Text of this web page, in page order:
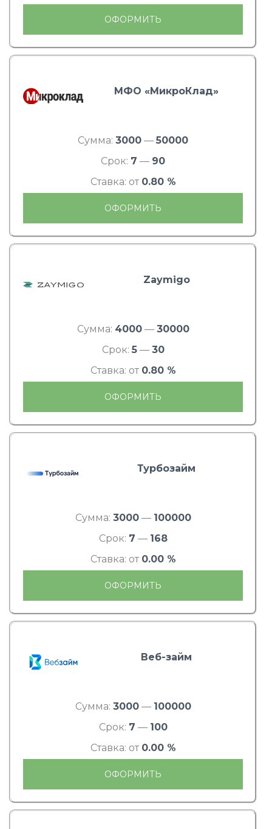
ОФОРМИТЬ
МФО «МикроКлад»
Сумма: 3000 — 50000
Срок: 7 — 90
Ставка: от 0.80 %
ОФОРМИТЬ
Zaymigo
Сумма: 4000— 30000
Срок: 5— 30
Ставка: от 0.80 %
ОФОРМИТЬ
Турбозайм
Сумма: 3000— 100000
Срок: 7 — 168
Ставка: от 0.00 %
ОФОРМИТЬ
Веб-займ
Сумма: 3000— 100000
Срок: 7 — 100
Ставка: от 0.00 %
ОФОРМИТЬ